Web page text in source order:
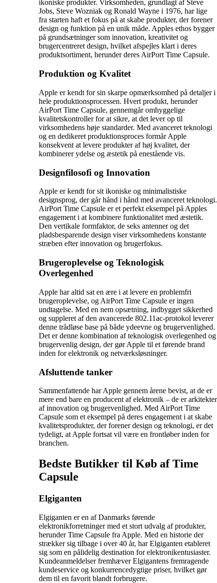
ikoniske produkter. Virksomheden, grundlagt af Steve
Jobs, Steve Wozniak og Ronald Wayne i 1976, har lige
fra starten haft et fokus på at skabe produkter, der forener
design og funktion på en unik måde. Apples ethos bygger
på grundsætninger som innovation, kreativitet og
brugercentreret design, hvilket afspejles klart i deres
produktsortiment, herunder deres AirPort Time Capsule.
Produktion og Kvalitet
Apple er kendt for sin skarpe opmærksomhed på detaljer i
hele produktionsprocessen. Hvert produkt, herunder
AirPort Time Capsule, gennemgår omhyggelige
kvalitetskontroller for at sikre, at det lever op til
virksomhedens høje standarder. Med avanceret teknologi
og en dedikeret produktionsproces formår Apple
konsekvent at levere produkter af høj kvalitet, der
kombinerer ydelse og æstetik på enestående vis.
Designfilosofi og Innovation
Apple er kendt for sit ikoniske og minimalistiske
designsprog, der går hånd i hånd med avanceret teknologi.
AirPort Time Capsule er et perfekt eksempel på Apples
engagement i at kombinere funktionalitet med æstetik.
Den vertikale formfaktor, de seks antenner og det
pladsbesparende design viser virksomhedens konstante
stræben efter innovation og brugerfokus.
Brugeroplevelse og Teknologisk
Overlegenhed
Apple har altid sat en ære i at levere en problemfri
brugeroplevelse, og AirPort Time Capsule er ingen
undtagelse. Med en nem opsætning, indbygget sikkerhed
og suppleret af den avancerede 802.11ac-protokol leverer
denne trådløse base på både ydeevne og brugervenlighed.
Det er denne kombination af teknologisk overlegenhed og
brugervenlig design, der gør Apple til et førende brand
inden for elektronik og netværksløsninger.
Afsluttende tanker
Sammenfattende har Apple gennem årene bevist, at de er
mere end bare en producent af elektronik – de er arkitekter
af innovation og brugervenlighed. Med AirPort Time
Capsule som et eksempel på deres engagement i at skabe
kvalitetsprodukter, der forener design og teknologi, er det
tydeligt, at Apple fortsat vil være en frontløber inden for
branchen.
Bedste Butikker til Køb af Time
Capsule
Elgiganten
Elgiganten er en af Danmarks førende
elektronikforretninger med et stort udvalg af produkter,
herunder Time Capsule fra Apple. Med en historie der
strækker sig tilbage i over 40 år, har Elgiganten etableret
sig som en pålidelig destination for elektronikentusiaster.
Kundeanmeldelser fremhæver Elgigantens fremragende
kundeservice og konkurrencedygtige priser, hvilket gør
dem til en favorit blandt forbrugere.